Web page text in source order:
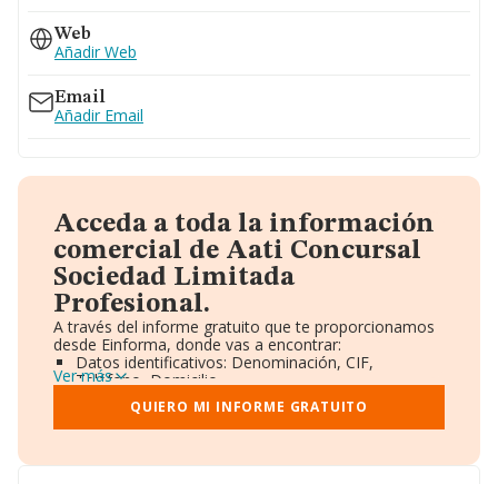
Web
Añadir Web
Email
Añadir Email
Acceda a toda la información
comercial de Aati Concursal
Sociedad Limitada
Profesional.
A través del informe gratuito que te proporcionamos
desde Einforma, donde vas a encontrar:
Datos identificativos: Denominación, CIF,
Teléfono, Domicilio.
Informe Mercantil Completo (BORME).
Gráficos de Evolución Ventas y Empleados.
Consejo de Administración y Administradores.
Accionistas.
Ver más
QUIERO MI INFORME GRATUITO